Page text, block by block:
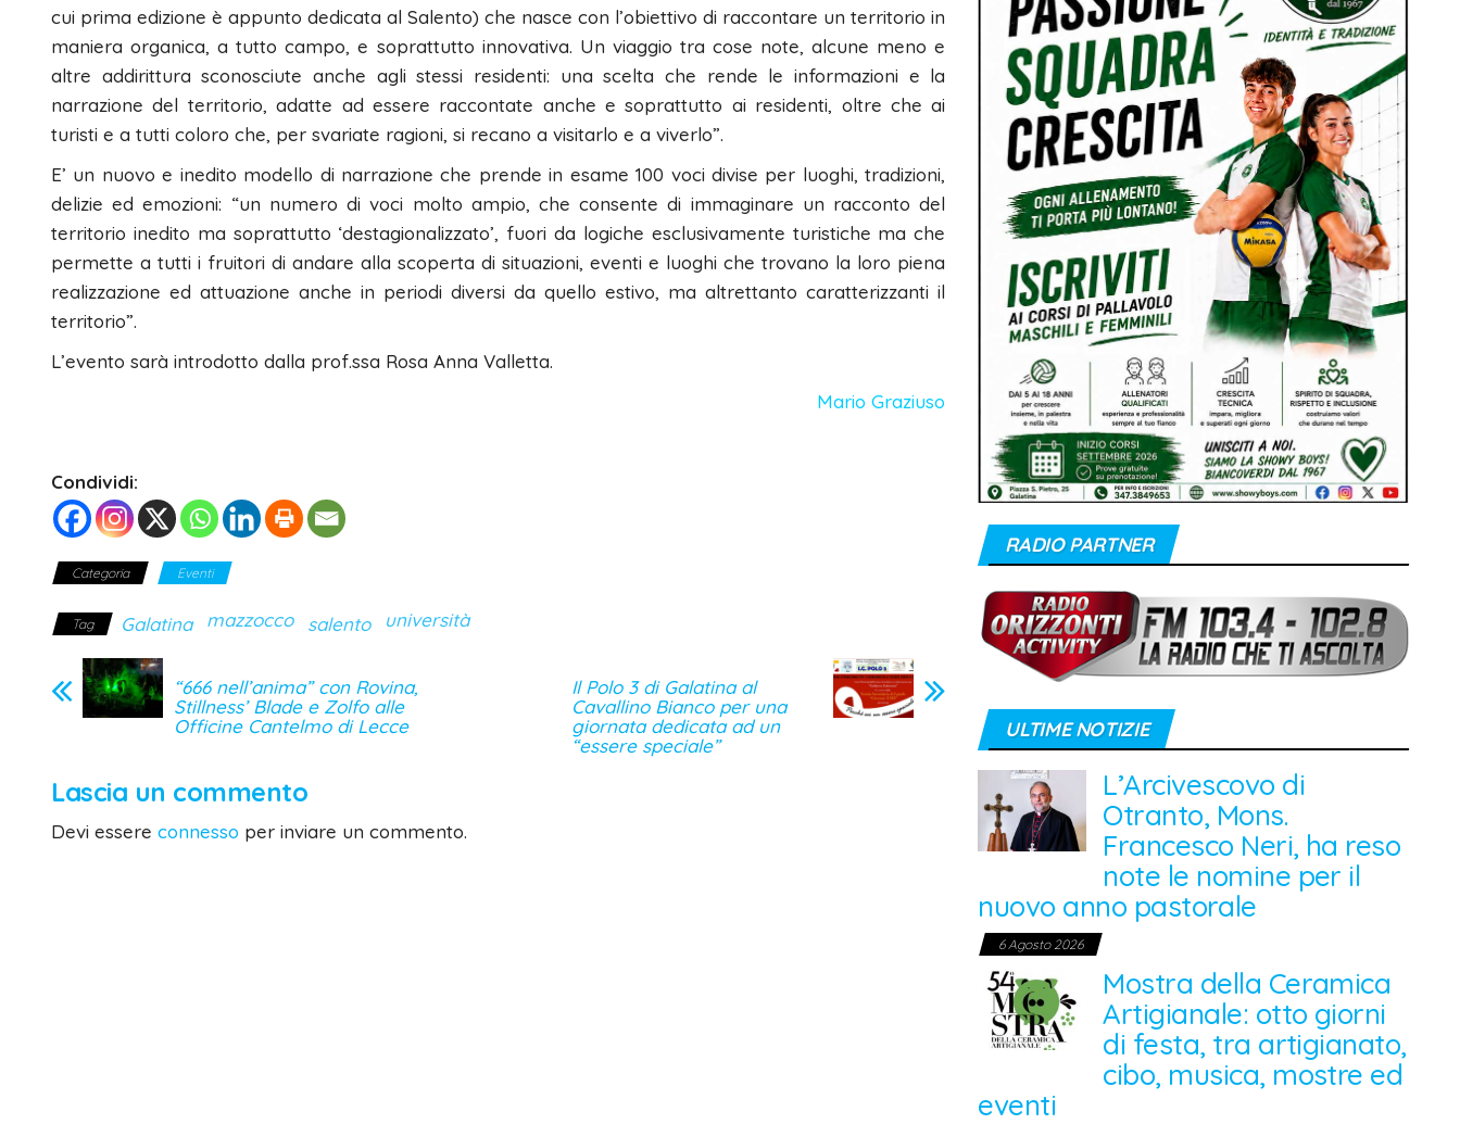
cui prima edizione è appunto dedicata al Salento) che nasce con l’obiettivo di raccontare un territorio in
maniera organica, a tutto campo, e soprattutto innovativa. Un viaggio tra cose note, alcune meno e
altre addirittura sconosciute anche agli stessi residenti: una scelta che rende le informazioni e la
narrazione del territorio, adatte ad essere raccontate anche e soprattutto ai residenti, oltre che ai
turisti e a tutti coloro che, per svariate ragioni, si recano a visitarlo e a viverlo”.
E’ un nuovo e inedito modello di narrazione che prende in esame 100 voci divise per luoghi, tradizioni,
delizie ed emozioni: “un numero di voci molto ampio, che consente di immaginare un racconto del
territorio inedito ma soprattutto ‘destagionalizzato’, fuori da logiche esclusivamente turistiche ma che
permette a tutti i fruitori di andare alla scoperta di situazioni, eventi e luoghi che trovano la loro piena
realizzazione ed attuazione anche in periodi diversi da quello estivo, ma altrettanto caratterizzanti il
territorio”.
L’evento sarà introdotto dalla prof.ssa Rosa Anna Valletta.
Mario Graziuso
Condividi:
Categoria Eventi
Tag Galatina mazzocco salento università
“666 nell’anima” con Rovina,
Stillness’ Blade e Zolfo alle
Officine Cantelmo di Lecce
Il Polo 3 di Galatina al
Cavallino Bianco per una
giornata dedicata ad un
“essere speciale”
Lascia un commento
Devi essere connesso per inviare un commento.
RADIO PARTNER
ULTIME NOTIZIE
L’Arcivescovo di
Otranto, Mons.
Francesco Neri, ha reso
note le nomine per il
nuovo anno pastorale
6 Agosto 2026
Mostra della Ceramica
Artigianale: otto giorni
di festa, tra artigianato,
cibo, musica, mostre ed
eventi